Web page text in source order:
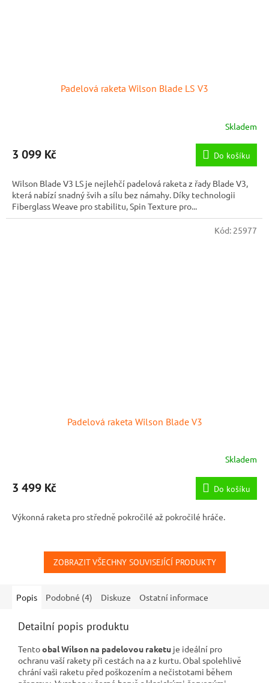
Padelová raketa Wilson Blade LS V3
Skladem
3 099 Kč Do košíku
Wilson Blade V3 LS je nejlehčí padelová raketa z řady Blade V3,
která nabízí snadný švih a sílu bez námahy. Díky technologii
Fiberglass Weave pro stabilitu, Spin Texture pro...
Padelová raketa Wilson Blade V3
Skladem
3 499 Kč Do košíku
Výkonná raketa pro středně pokročilé až pokročilé hráče.
Kód: 25977
ZOBRAZIT VŠECHNY SOUVISEJÍCÍ PRODUKTY
Popis Podobné (4) Diskuze Ostatní informace
Detailní popis produktu
Tentoobal Wilson na padelovou raketu je ideální pro
ochranu vaší rakety při cestách na a z kurtu. Obal spolehlivě
chrání vaši raketu před poškozením a nečistotami během